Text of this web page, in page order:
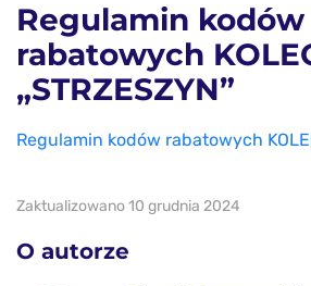
Regulamin kodów
rabatowych
„STRZESZYN”
Regulamin kodów rabatowych
Zaktualizowano 10 grudnia 2024
O autorze